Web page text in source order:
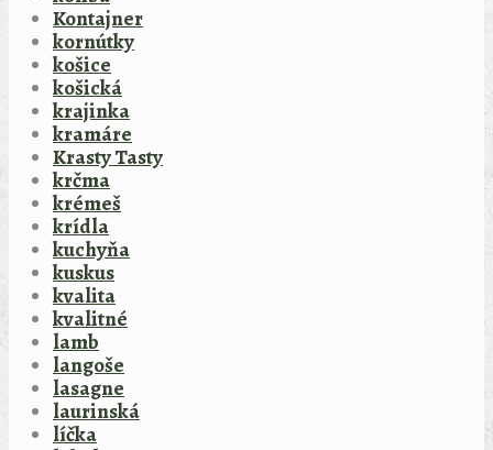
Kontajner
kornútky
košice
košická
krajinka
kramáre
Krasty Tasty
krčma
krémeš
krídla
kuchyňa
kuskus
kvalita
kvalitné
lamb
langoše
lasagne
laurinská
líčka